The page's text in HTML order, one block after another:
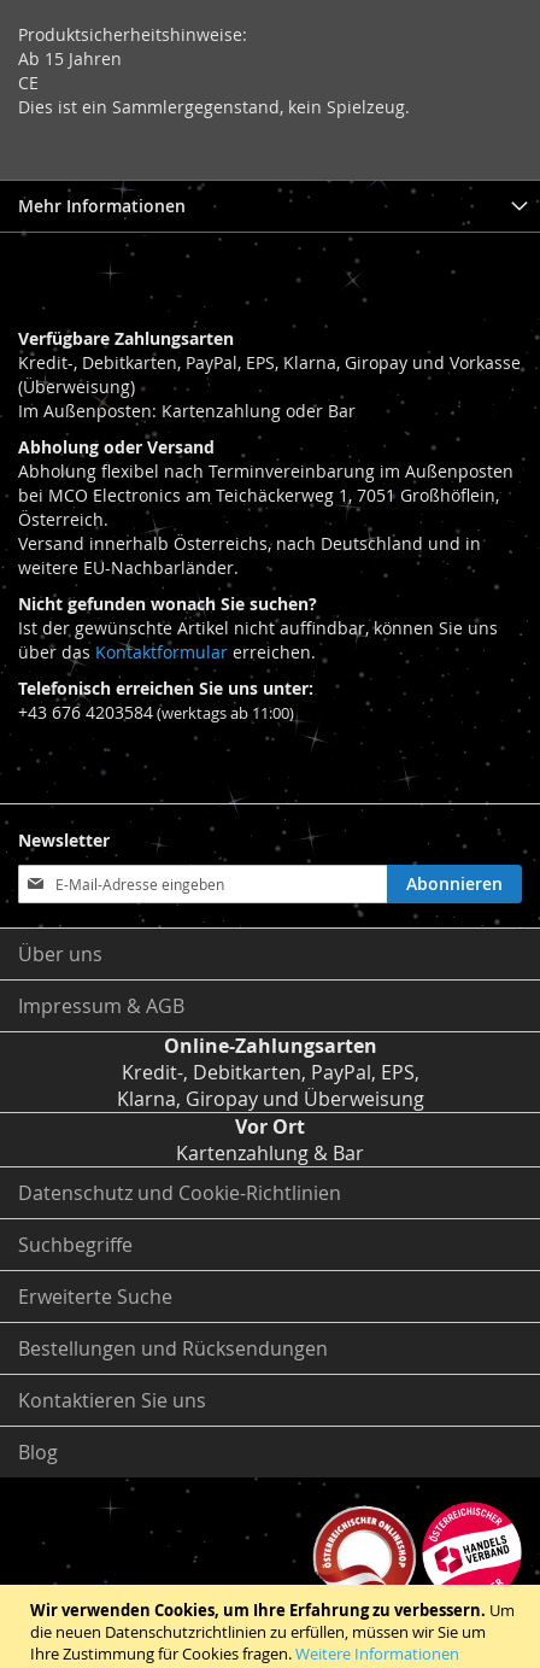
Wir verwenden Cookies, um Ihre Erfahrung zu verbessern. Um
die neuen Datenschutzrichtlinien zu erfüllen, müssen wir Sie um
Ihre Zustimmung für Cookies fragen.Weitere Informationen
Produktsicherheitshinweise:
Ab 15 Jahren
CE
Dies ist ein Sammlergegenstand, kein Spielzeug.
Mehr Informationen
Verfügbare Zahlungsarten
Kredit-, Debitkarten, PayPal, EPS, Klarna, Giropay und Vorkasse
(Überweisung)
Im Außenposten: Kartenzahlung oder Bar
Abholung oder Versand
Abholung flexibel nach Terminvereinbarung im Außenposten
bei MCO Electronics am Teichäckerweg 1, 7051 Großhöflein,
Österreich.
Versand innerhalb Österreichs, nach Deutschland und in
weitere EU-Nachbarländer.
Nicht gefunden wonach Sie suchen?
Ist der gewünschte Artikel nicht auffindbar, können Sie uns
über das Kontaktformular erreichen.
Telefonisch erreichen Sie uns unter:
+43 676 4203584(werktags ab 11:00)
Newsletter
Anmeldung
zum
Newsletter:
Abonnieren
Über uns
Impressum & AGB
Online-Zahlungsarten
Kredit-, Debitkarten, PayPal, EPS,
Klarna, Giropay und Überweisung
Vor Ort
Kartenzahlung & Bar
Datenschutz und Cookie-Richtlinien
Suchbegriffe
Erweiterte Suche
Bestellungen und Rücksendungen
Kontaktieren Sie uns
Blog